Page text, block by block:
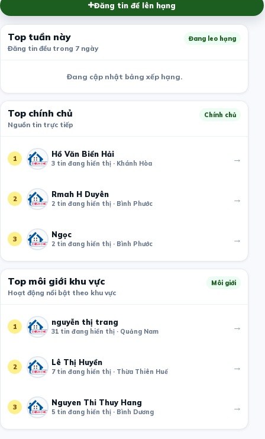
Đăng tin để lên hạng
Top tuần này
Đăng tin đều trong 7 ngày
Đang leo hạng
Đang cập nhật bảng xếp hạng.
Top chính chủ
Nguồn tin trực tiếp
Chính chủ
1 Hồ Văn Biển Hải
3 tin đang hiển thị · Khánh Hòa →
2 Rmah H Duyên
2 tin đang hiển thị · Bình Phước →
3 Ngọc
2 tin đang hiển thị · Bình Phước →
Top môi giới khu vực
Hoạt động nổi bật theo khu vực
Môi giới
1 nguyễn thị trang
31 tin đang hiển thị · Quảng Nam →
2 Lê Thị Huyền
7 tin đang hiển thị · Thừa Thiên Huế →
3 Nguyen Thi Thuy Hang
5 tin đang hiển thị · Bình Dương →